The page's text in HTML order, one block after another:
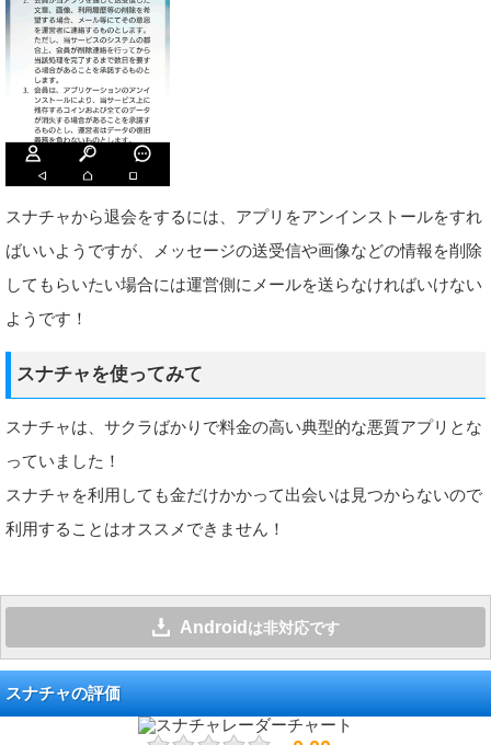
スナチャから退会をするには、アプリをアンインストールをすれ
ばいいようですが、メッセージの送受信や画像などの情報を削除
してもらいたい場合には運営側にメールを送らなければいけない
ようです！
スナチャを使ってみて
スナチャは、サクラばかりで料金の高い典型的な悪質アプリとな
っていました！
スナチャを利用しても金だけかかって出会いは見つからないので
利用することはオススメできません！
Android は非対応です
スナチャの評価